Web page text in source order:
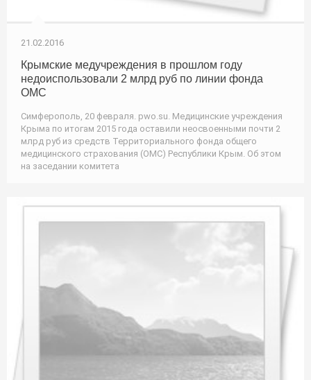
21.02.2016
Крымские медучреждения в прошлом году
недоиспользовали 2 млрд руб по линии фонда
ОМС
Симферополь, 20 февраля. pwo.su. Медицинские учреждения
Крыма по итогам 2015 года оставили неосвоенными почти 2
млрд руб из средств Территориального фонда общего
медицинского страхования (ОМС) Республики Крым. Об этом
на заседании комитета